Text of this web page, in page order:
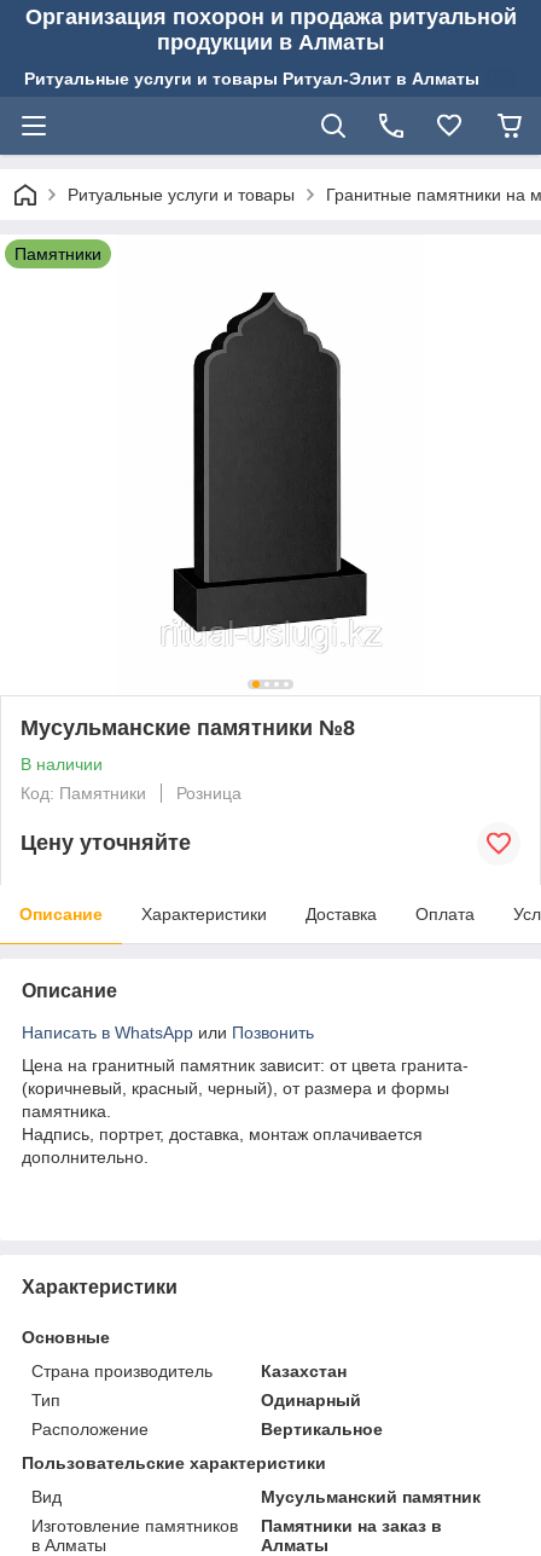
Организация похорон и продажа ритуальной
продукции в Алматы
Ритуальные услуги и товары Ритуал-Элит в Алматы
Ритуальные услуги и товары Гранитные памятники на
Памятники
Мусульманские памятники №8
В наличии
Код: Памятники
Розница
Цену уточняйте
Описание Характеристики Доставка Оплата
Описание
Написать в WhatsApp или Позвонить
Цена на гранитный памятник зависит: от цвета гранита-
(коричневый, красный, черный), от размера и формы
памятника.
Надпись, портрет, доставка, монтаж оплачивается
дополнительно.
Характеристики
Основные
Страна производитель
Казахстан
Тип
Одинарный
Расположение
Вертикальное
Пользовательские характеристики
Вид
Мусульманский памятник
Изготовление памятников
в Алматы
Памятники на заказ в
Алматы